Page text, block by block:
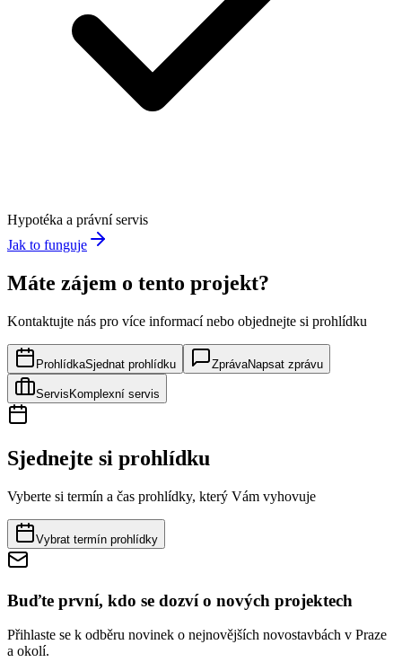
Hypotéka a právní servis
Jak to funguje
Máte zájem o tento projekt?
Kontaktujte nás pro více informací nebo objednejte si prohlídku
ProhlídkaSjednat prohlídku ZprávaNapsat zprávu
Servis Komplexní servis
Sjednejte si prohlídku
Vyberte si termín a čas prohlídky, který Vám vyhovuje
Vybrat termín prohlídky
Buďte první, kdo se dozví o nových projektech
Přihlaste se k odběru novinek o nejnovějších novostavbách v Praze
a okolí.